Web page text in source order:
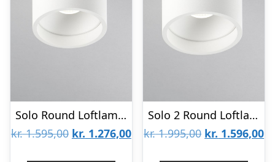
Solo Round Loftlampe Hvid 3000K – LIGHT-POINT
kr.1.595,00 Den
kr. 1.276,00Den
Solo 2 Round Loftlampe Hvid 2700K – LIGHT-POINT
kr.1.995,00 Den
kr. 1.596,00